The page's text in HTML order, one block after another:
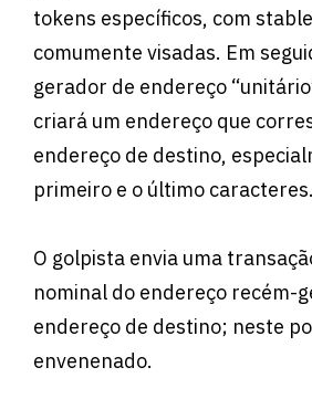
tokens específicos, com
comumente visadas. Em
gerador de endereço
criará um endereço que
endereço de destino,
primeiro e o último caracteres.
O golpista envia uma
nominal do endereço recém-
endereço de destino; neste
envenenado.